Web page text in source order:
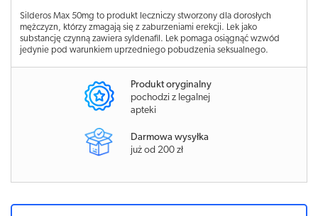
Silderos Max 50mg to produkt leczniczy stworzony dla dorosłych
mężczyzn, którzy zmagają się z zaburzeniami erekcji. Lek jako
substancję czynną zawiera syldenafil. Lek pomaga osiągnąć wzwód
jedynie pod warunkiem uprzedniego pobudzenia seksualnego.
Produkt oryginalny
pochodzi z legalnej
apteki
Darmowa wysyłka
już od 200 zł